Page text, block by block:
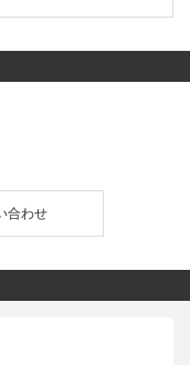
合わせ